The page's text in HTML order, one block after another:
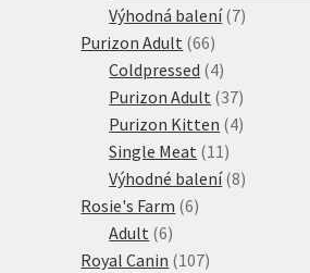
Výhodná balení 77
Purizon Adult 6666
produktů
Coldpressed 44
produkty
Purizon Adult 3737
produktů
Purizon Kitten 44
Single Meat 11 11
produktů
Výhodné balení 88
Rosie's Farm 66
Adult 66
produktů
Royal Canin 107107